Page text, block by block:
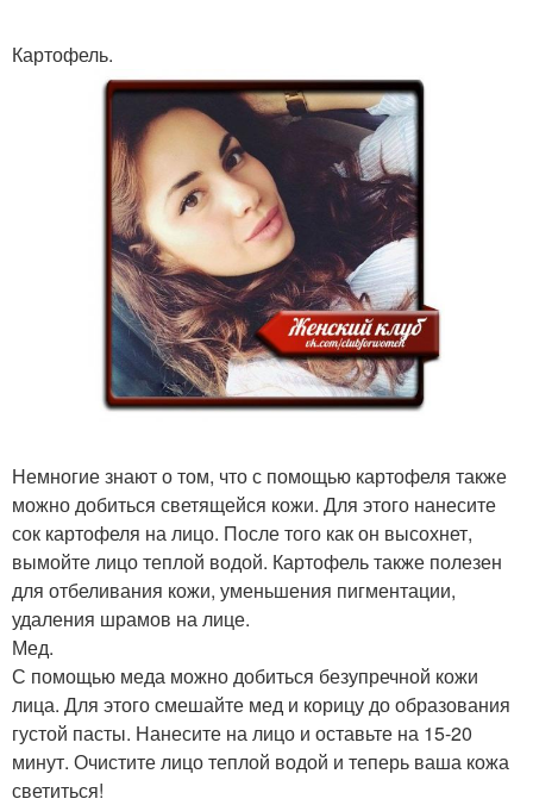
Картофель.
Немногие знают о том, что с помощью картофеля также
можно добиться светящейся кожи. Для этого нанесите
сок картофеля на лицо. После того как он высохнет,
вымойте лицо теплой водой. Картофель также полезен
для отбеливания кожи, уменьшения пигментации,
удаления шрамов на лице.
Мед.
С помощью меда можно добиться безупречной кожи
лица. Для этого смешайте мед и корицу до образования
густой пасты. Нанесите на лицо и оставьте на 15-20
минут. Очистите лицо теплой водой и теперь ваша кожа
светиться!